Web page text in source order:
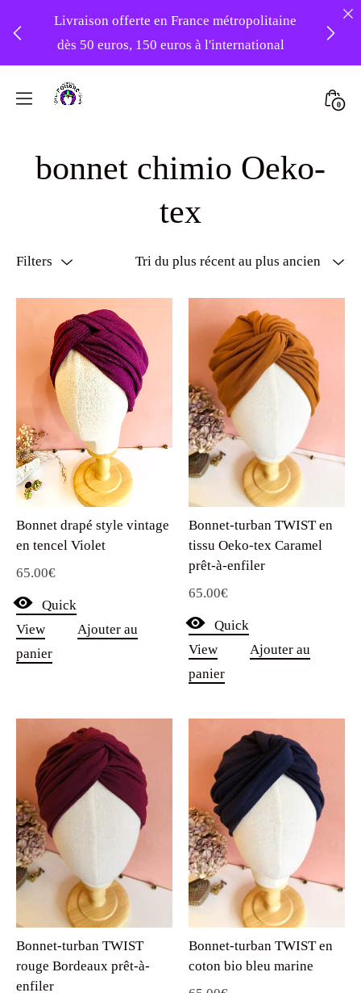
Livraison offerte en France métropolitaine
dès 50 euros, 150 euros à l'international
Turbans
0
bonnet chimio Oeko-
tex
Filters
Bonnet drapé style vintage
en tencel Violet
65.00€
Quick
View
Ajouter au
panier
Bonnet-turban TWIST en
tissu Oeko-tex Caramel
prêt-à-enfiler
65.00€
Quick
View
Ajouter au
panier
Bonnet-turban TWIST
rouge Bordeaux prêt-à-
enfiler
Bonnet-turban TWIST en
coton bio bleu marine